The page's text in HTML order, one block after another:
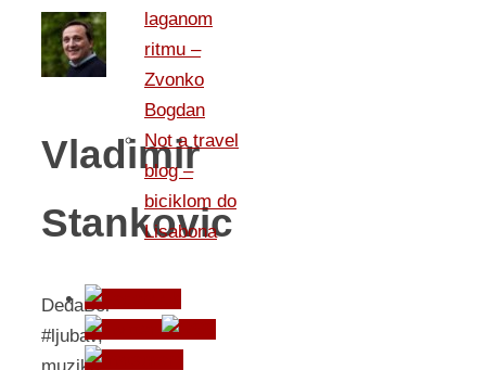
Vladimir
Stankovic
DedaBor
#ljubav,
laganom
ritmu –
Zvonko
Bogdan
Not a travel
blog –
biciklom do
Lisabona